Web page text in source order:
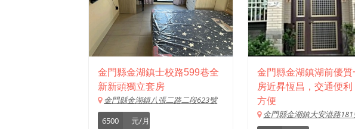
金門縣金湖鎮士校路599巷全
新新頭獨立套房
金門縣金湖鎮八張二路二段623號
6500
元/月
金門縣金湖鎮湖前優質
房近昇恆昌，交通便
方便
金門縣金湖鎮大安港路